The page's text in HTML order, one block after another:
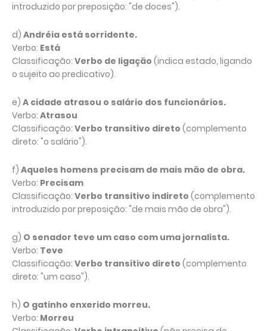
introduzido por preposição: "de doces").
d) Andréia está sorridente.
Verbo: Está
Classificação: Verbo de ligação (indica estado, ligando
o sujeito ao predicativo).
e) A cidade atrasou o salário dos funcionários.
Verbo: Atrasou
Classificação: Verbo transitivo direto (complemento
direto: "o salário").
f) Aqueles homens precisam de mais mão de obra.
Verbo: Precisam
Classificação: Verbo transitivo indireto (complemento
introduzido por preposição: "de mais mão de obra").
g) O senador teve um caso com uma jornalista.
Verbo: Teve
Classificação: Verbo transitivo direto (complemento
direto: "um caso").
h) O gatinho enxerido morreu.
Verbo: Morreu